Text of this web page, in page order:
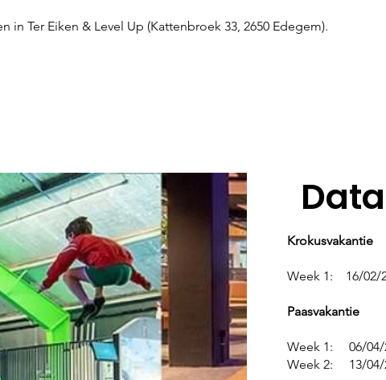
Ter Eiken & Level Up (Kattenbroek 33, 2650 Edegem).
Krokusvakantie
Week 1: 16/02/
Paasvakantie
Week 1: 06/04/
Week 2: 13/04/